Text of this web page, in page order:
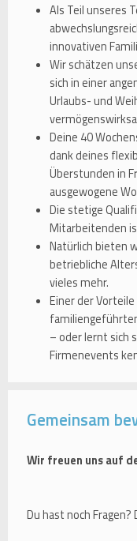
Als Teil unseres
innovativen
Wir schätzen
sich in einer
Urlaubs- und
Deine 40
dank deines
Überstunden in
ausgewogene
Die stetige
Mitarbeitenden
Natürlich bieten
betriebliche
vieles mehr.
Einer der
– oder lernt sich
Firmenevents
Gemeinsam
Wir freuen uns auf
Du hast noch Fragen?